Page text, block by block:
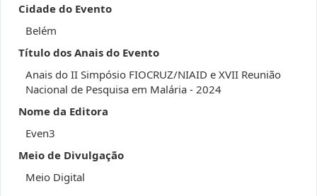
Cidade do Evento
Belém
Título dos Anais do Evento
Anais do II Simpósio FIOCRUZ/NIAID e XVII Reunião
Nacional de Pesquisa em Malária - 2024
Nome da Editora
Even3
Meio de Divulgação
Meio Digital